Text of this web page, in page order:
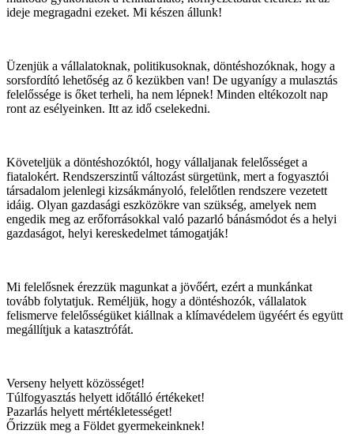
ideje megragadni ezeket. Mi készen állunk!
Üzenjük a vállalatoknak, politikusoknak, döntéshozóknak, hogy a
sorsfordító lehetőség az ő kezükben van! De ugyanígy a mulasztás
felelőssége is őket terheli, ha nem lépnek! Minden eltékozolt nap
ront az esélyeinken. Itt az idő cselekedni.
Követeljük a döntéshozóktól, hogy vállaljanak felelősséget a
fiatalokért. Rendszerszintű változást sürgetünk, mert a fogyasztói
társadalom jelenlegi kizsákmányoló, felelőtlen rendszere vezetett
idáig. Olyan gazdasági eszközökre van szükség, amelyek nem
engedik meg az erőforrásokkal való pazarló bánásmódot és a helyi
gazdaságot, helyi kereskedelmet támogatják!
Mi felelősnek érezzük magunkat a jövőért, ezért a munkánkat
tovább folytatjuk. Reméljük, hogy a döntéshozók, vállalatok
felismerve felelősségüket kiállnak a klímavédelem ügyéért és együtt
megállítjuk a katasztrófát.
Verseny helyett közösséget!
Túlfogyasztás helyett időtálló értékeket!
Pazarlás helyett mértékletességet!
Őrizzük meg a Földet gyermekeinknek!